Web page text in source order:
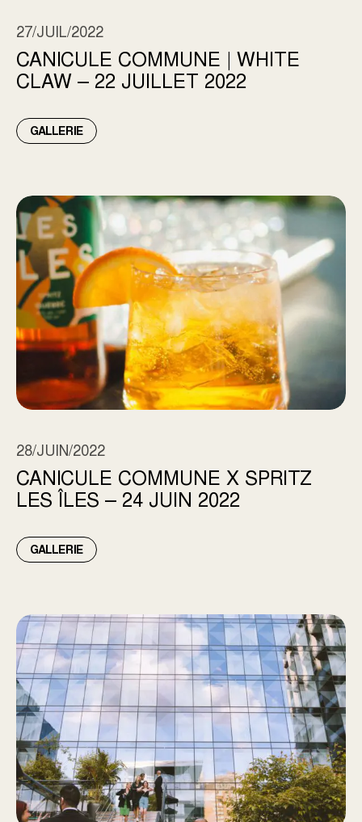
27/JUIL/2022
CANICULE COMMUNE | WHITE
CLAW – 22 JUILLET 2022
GALLERIE
CANICULE COMMUNE X SPRITZ LES ÎLES – 24
28/JUIN/2022
CANICULE COMMUNE X SPRITZ
LES ÎLES – 24 JUIN 2022
GALLERIE
AIRE COMMUNE | OSHEAGA – 8 JUIN 2022